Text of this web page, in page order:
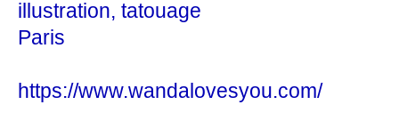
illustration tatouage
Paris
https://www.wandalovesyou.com/